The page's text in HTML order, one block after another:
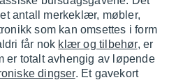
antall merkeklær, møbler,
som kan omsettes i form
får nok klær og tilbehør, er
er totalt avhengig av løpende
dingser. Et gavekort